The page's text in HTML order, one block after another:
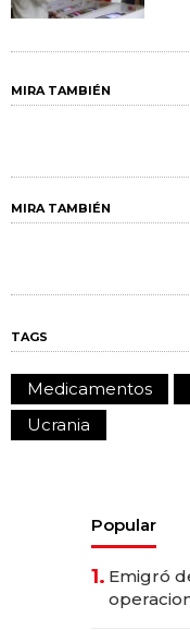
MIRA TAMBIÉN
MIRA TAMBIÉN
TAGS
Medicamentos
Ucrania
Popular
1. Emigró